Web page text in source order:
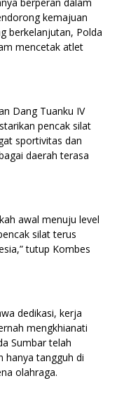
kemajuan
berkelanjutan, Polda
mencetak atlet
Dang Tuanku IV
pencak silat
sportivitas dan
daerah terasa
awal menuju level
silat terus
tutup Kombes
dedikasi, kerja
mengkhianati
Sumbar telah
hanya tangguh di
olahraga.